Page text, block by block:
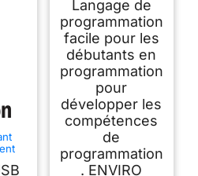
Langage de
programmation
facile pour les
débutants en
programmation
pour
développer les
compétences
de
programmation
. ENVIRO